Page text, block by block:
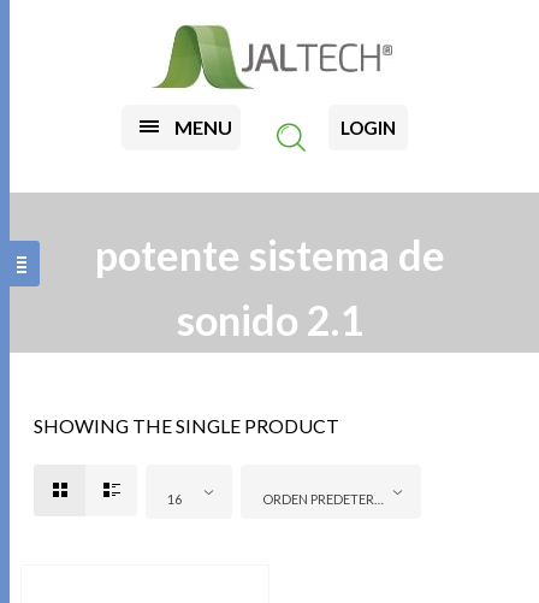
MENU LOGIN
potente sistema de
sonido 2.1
SHOWING THE SINGLE PRODUCT
16